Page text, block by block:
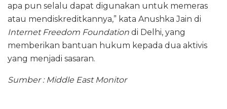
apa pun selalu dapat digunakan untuk memeras
atau mendiskreditkannya,” kata Anushka Jain di
Internet Freedom Foundation di Delhi, yang
memberikan bantuan hukum kepada dua aktivis
yang menjadi sasaran.
Sumber : Middle East Monitor